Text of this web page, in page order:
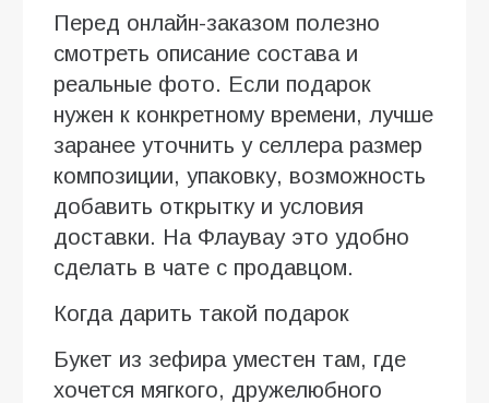
Перед онлайн-заказом полезно
смотреть описание состава и
реальные фото. Если подарок
нужен к конкретному времени, лучше
заранее уточнить у селлера размер
композиции, упаковку, возможность
добавить открытку и условия
доставки. На Флаувау это удобно
сделать в чате с продавцом.
Когда дарить такой подарок
Букет из зефира уместен там, где
хочется мягкого, дружелюбного